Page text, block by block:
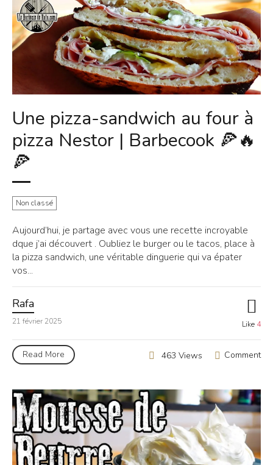
Une pizza-sandwich au four à
pizza Nestor | Barbecook 🍕🔥
🍕
Non classé
Aujourd’hui, je partage avec vous une recette incroyable
dque j’ai découvert . Oubliez le burger ou le tacos, place à
la pizza sandwich, une véritable dinguerie qui va épater
vos...
Rafa
21 février 2025 Like 4
Read More Comment
463 Views